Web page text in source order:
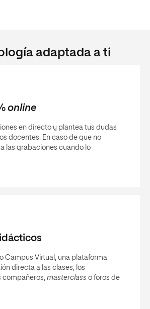
adaptada a ti
online
en directo y plantea tus dudas
docentes. En caso de que no
las grabaciones cuando lo
Campus Virtual, una plataforma
directa a las clases, los
compañeros, masterclass o foros de